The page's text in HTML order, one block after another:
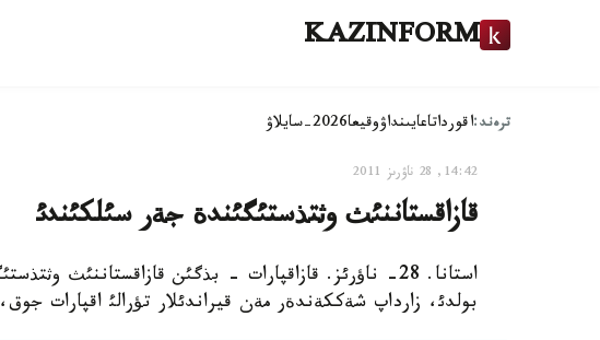
KAZINFORM
ترەند:اقورداتاعايىنداۋوقيعا2026-سايلاۋ
14:42, 28 ناۋرىز 2011
قازاقستاننئث وثتذستئگئندة جةر سئلكئندئ
بولدئ، زارداپ شةككةندةر مةن قيراندئلار تؤرالئ اقپارات جوق،